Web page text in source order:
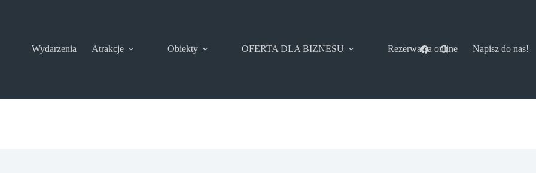
Wydarzenia Atrakcje Obiekty OFERTA DLA BIZNESU Rezerwacja online Napisz do nas!